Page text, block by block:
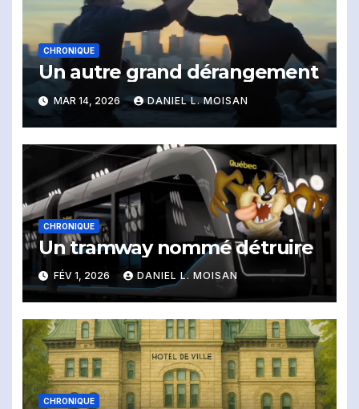
CHRONIQUE
Un autre grand dérangement
MAR 14, 2026 DANIEL L. MOISAN
CHRONIQUE
Un tramway nommé détruire
FÉV 1, 2026 DANIEL L. MOISAN
CHRONIQUE